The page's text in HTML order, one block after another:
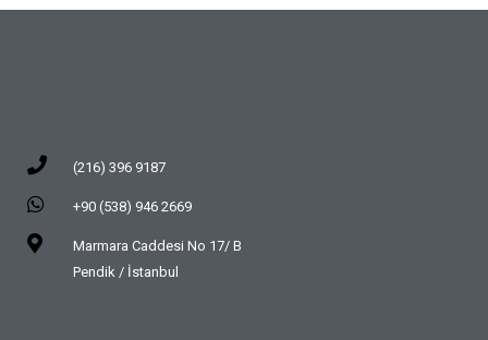
(216) 396 9187
+90 (538) 946 2669
Marmara Caddesi No 17/ B
Pendik / İstanbul